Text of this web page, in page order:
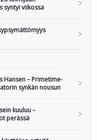
syntyi viikossa
Hansen – Primetime-
synkän nousun
kuuluu –
perässä